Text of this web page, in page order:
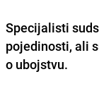
Specijalisti
pojedinosti, ali
o ubojstvu.